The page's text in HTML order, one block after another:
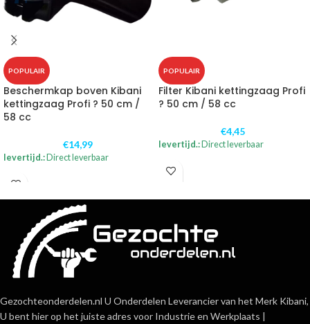
POPULAIR
Beschermkap boven Kibani
kettingzaag Profi ? 50 cm /
58 cc
€14,99
levertijd.: Direct leverbaar
POPULAIR
Filter Kibani kettingzaag Profi
? 50 cm / 58 cc
€4,45
levertijd.: Direct leverbaar
Gezochteonderdelen.nl U Onderdelen Leverancier van het Merk Kibani,
U bent hier op het juiste adres voor Industrie en Werkplaats |